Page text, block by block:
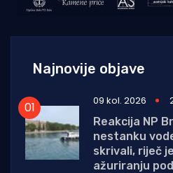
Najnovije objave
09 kol. 2026
Reakcija NP
nestanku
skrivali, riječ
ažuriranju